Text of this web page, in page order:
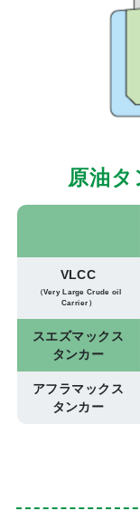
原油
VLCC
（Very Large Crude oil
Carrier）
スエズマックス
タンカー
アフラマックス
タンカー